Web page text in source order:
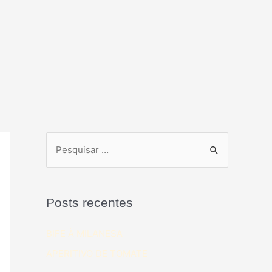
Posts recentes
BIFE À MILANESA
APERITIVO DE TOMATE